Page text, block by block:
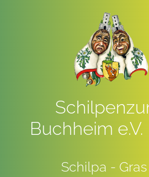
Buchheim e.V.
Schilpa - Gras